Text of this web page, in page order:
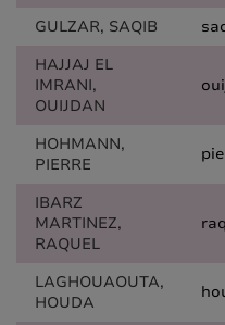
GULZAR, SAQIB
HAJJAJ EL
IMRANI,
OUIJDAN
HOHMANN,
PIERRE
IBARZ
MARTINEZ,
RAQUEL
LAGHOUAOUTA,
HOUDA